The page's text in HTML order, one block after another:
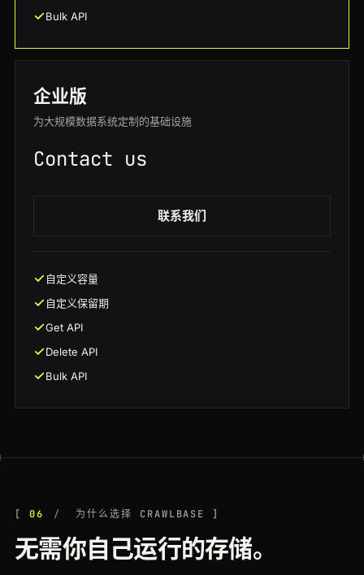
Bulk API
企业版
为大规模数据系统定制的基础设施
Contact us
联系我们
自定义容量
自定义保留期
Get API
Delete API
Bulk API
06 为什么选择 CRAWLBASE
无需你自己运行的存储。